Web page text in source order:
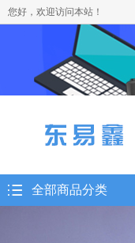
您好，欢迎访问本站！
全部商品分类